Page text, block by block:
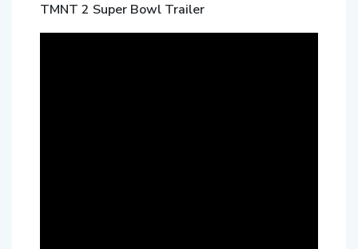
TMNT 2 Super Bowl Trailer